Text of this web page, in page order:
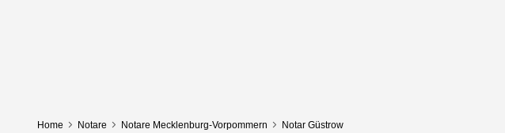
Home Notare Notare Mecklenburg-Vorpommern Notar Güstrow